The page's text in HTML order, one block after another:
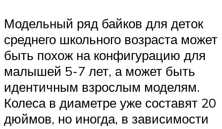
Модельный ряд байков для деток
среднего школьного возраста может
быть похож на конфигурацию для
малышей 5-7 лет, а может быть
идентичным взрослым моделям.
Колеса в диаметре уже составят 20
дюймов, но иногда, в зависимости